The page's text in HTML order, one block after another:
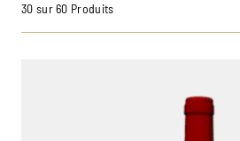
30 sur 60 Produits